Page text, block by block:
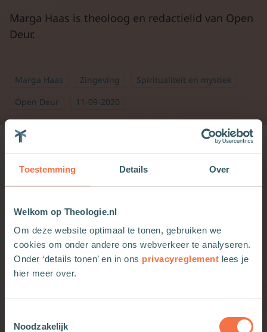
Toestemming Details Over
Welkom op Theologie.nl
Om deze website optimaal te tonen, gebruiken we
cookies om onder andere ons webverkeer te analyseren.
Onder ‘details tonen’ en in ons privacyreglement lees je
hier meer over.
Noodzakelijk
Marga Haas is theoloog en redactielid van Open
Deur.
Marga Haas Zingeving
Spiritualiteit en mystiek
Open Deur
11-09-2020
Wellicht ook interessant
Nacht van de Theologie 2026
Creatiewedstrijd: ‘geloof in generaties’